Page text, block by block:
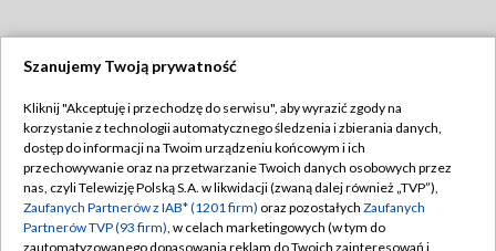
TVP
Abonament TVP
Emisja w TVP
Centrum informacji TVP
Regulamin TVP
Polityka prywatności
Moje zgody
Szanujemy Twoją prywatność
Kliknij "Akceptuję i przechodzę do serwisu", aby wyrazić zgody na
korzystanie z technologii automatycznego śledzenia i zbierania danych,
dostęp do informacji na Twoim urządzeniu końcowym i ich
przechowywanie oraz na przetwarzanie Twoich danych osobowych przez
nas, czyli Telewizję Polską S.A. w likwidacji (zwaną dalej również „TVP”),
Zaufanych Partnerów z IAB* (1201 firm) oraz pozostałych Zaufanych
Partnerów TVP (93 firm), w celach marketingowych (w tym do
zautomatyzowanego dopasowania reklam do Twoich zainteresowań i